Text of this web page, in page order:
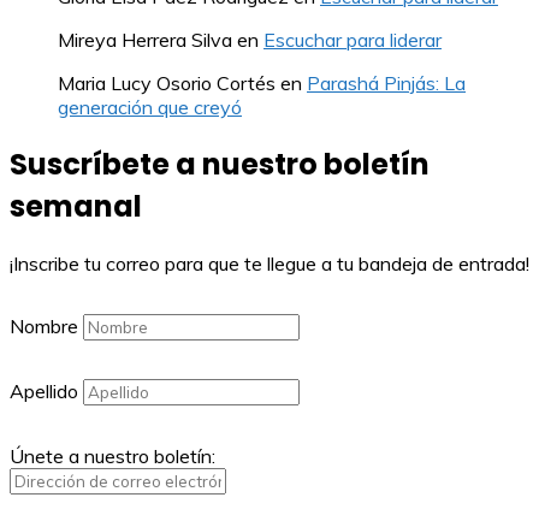
Mireya Herrera Silva en Escuchar para liderar
Maria Lucy Osorio Cortés en Parashá Pinjás: La
generación que creyó
Suscríbete a nuestro boletín
semanal
¡Inscribe tu correo para que te llegue a tu bandeja de entrada!
Nombre
Apellido
Únete a nuestro boletín: